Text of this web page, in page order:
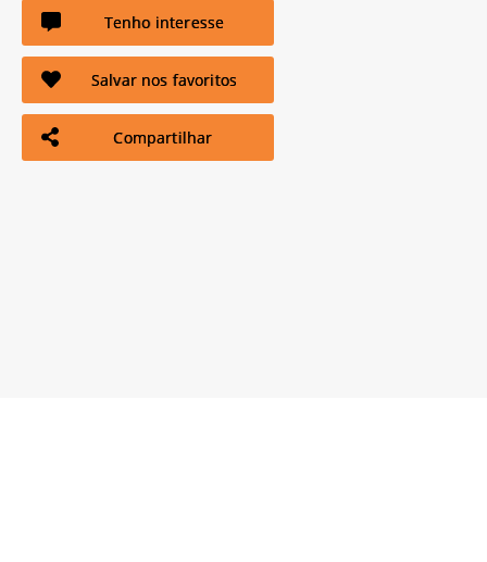
Tenho interesse
Salvar nos favoritos
Compartilhar